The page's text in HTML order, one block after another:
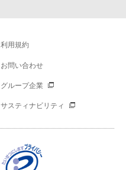
利用規約
お問い合わせ
グループ企業
サスティナビリティ